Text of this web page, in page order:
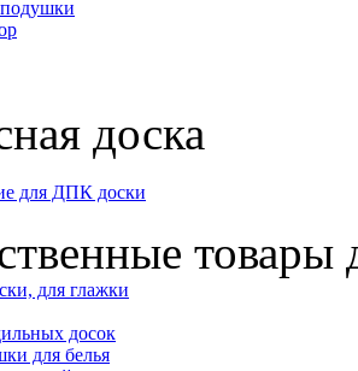
доска
для ДПК доски
товары
для глажки
досок
для белья